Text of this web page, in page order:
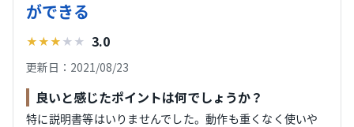
ができる
★★★ ★ ★ 3.0
更新日：2021/08/23
良いと感じたポイントは何でしょうか？
特に説明書等はいりませんでした。動作も重くなく使いや